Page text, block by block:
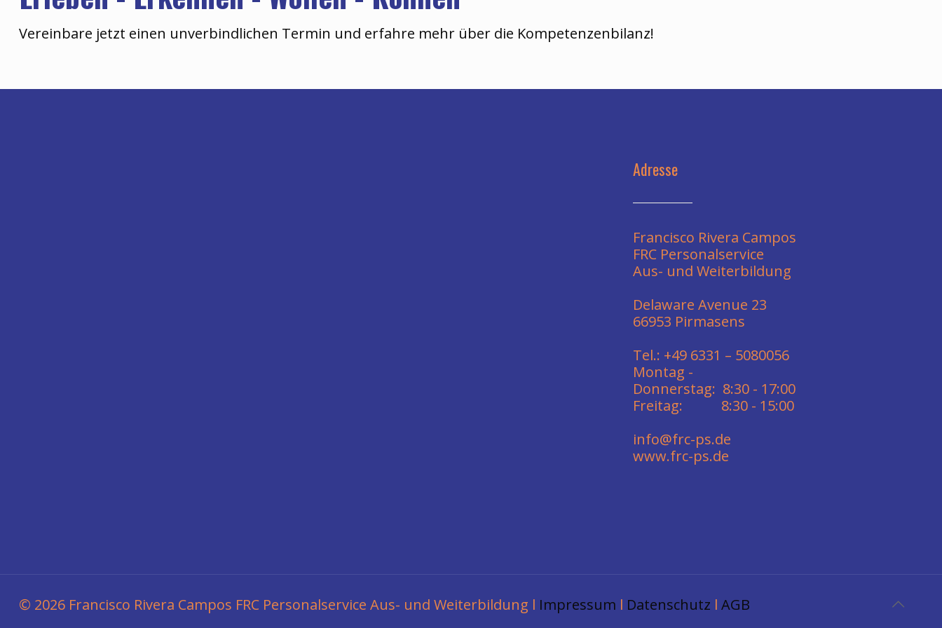
Vereinbare jetzt einen unverbindlichen Termin und erfahre mehr über die Kompetenzenbilanz!
Adresse
Francisco Rivera Campos
FRC Personalservice
Aus- und Weiterbildung
Delaware Avenue 23
66953 Pirmasens
Tel.: +49 6331 – 5080056
Montag -
Donnerstag: 8:30 - 17:00
Freitag: 8:30 - 15:00
info@frc-ps.de
www.frc-ps.de
© 2026 Francisco Rivera Campos FRC Personalservice Aus- und Weiterbildung l Impressum l Datenschutz l AGB